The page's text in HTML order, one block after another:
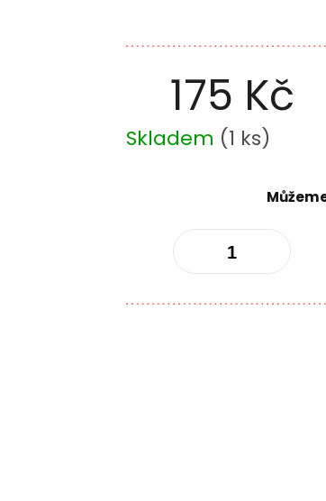
175 Kč
Měrná
cena:
Skladem (1 ks)